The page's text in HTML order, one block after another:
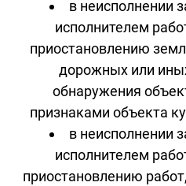
в неисполнении
исполнителем
приостановлению
дорожных или
обнаружения
признаками объекта
в неисполнении
исполнителем
приостановлению